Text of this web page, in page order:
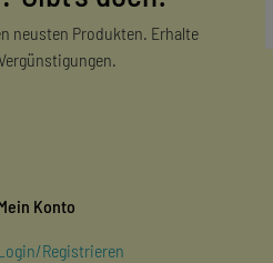
neusten Produkten. Erhalte
Konto
Registrieren